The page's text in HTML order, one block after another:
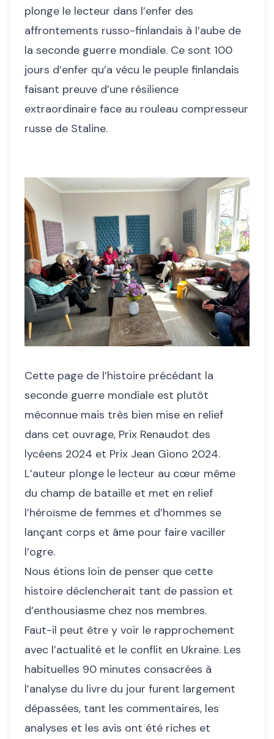
plonge le lecteur dans l’enfer des
affrontements russo-finlandais à l’aube de
la seconde guerre mondiale. Ce sont 100
jours d’enfer qu’a vécu le peuple finlandais
faisant preuve d’une résilience
extraordinaire face au rouleau compresseur
russe de Staline.
Cette page de l’histoire précédant la
seconde guerre mondiale est plutôt
méconnue mais très bien mise en relief
dans cet ouvrage, Prix Renaudot des
lycéens 2024 et Prix Jean Giono 2024.
L’auteur plonge le lecteur au cœur même
du champ de bataille et met en relief
l’héroïsme de femmes et d’hommes se
lançant corps et âme pour faire vaciller
l’ogre.
Nous étions loin de penser que cette
histoire déclencherait tant de passion et
d’enthousiasme chez nos membres.
Faut-il peut être y voir le rapprochement
avec l’actualité et le conflit en Ukraine. Les
habituelles 90 minutes consacrées à
l’analyse du livre du jour furent largement
dépassées, tant les commentaires, les
analyses et les avis ont été riches et